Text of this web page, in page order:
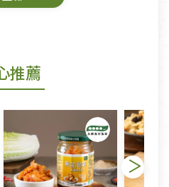
適用七天鑑賞期商品」情
不接受退換貨.
七天免費鑑賞期(含例假
未經使用或被汙損(除商品
。
推薦